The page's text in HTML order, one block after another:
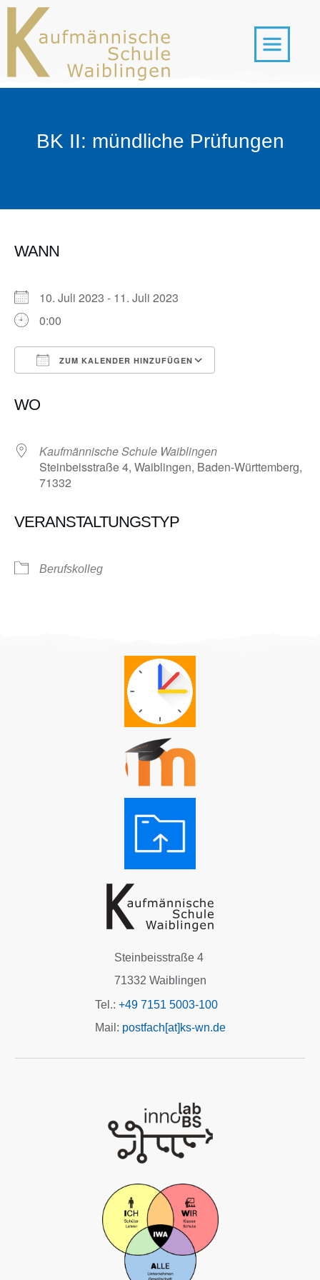
BK II: mündliche Prüfungen
WANN
10. Juli 2023 - 11. Juli 2023
0:00
ZUM KALENDER HINZUFÜGEN
WO
Kaufmännische Schule Waiblingen
Steinbeisstraße 4, Waiblingen, Baden-Württemberg,
71332
VERANSTALTUNGSTYP
Berufskolleg
Steinbeisstraße 4
71332 Waiblingen
Tel.: +49 7151 5003-100
Mail: postfach[at]ks-wn.de